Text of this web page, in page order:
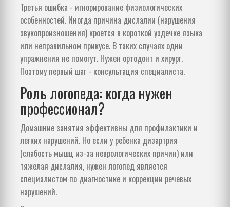
Третья ошибка - игнорирование физиологических
особенностей. Иногда причина дислалии (нарушения
звукопроизношения) кроется в короткой уздечке языка
или неправильном прикусе. В таких случаях одни
упражнения не помогут. Нужен ортодонт и хирург.
Поэтому первый шаг - консультация специалиста.
Роль логопеда: когда нужен
профессионал?
Домашние занятия эффективны для профилактики и
легких нарушений. Но если у ребенка дизартрия
(слабость мышц из-за неврологических причин) или
тяжелая дислалия, нужен логопед является
специалистом по диагностике и коррекции речевых
нарушений.